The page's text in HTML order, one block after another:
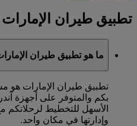
تطبيق طيران الإمارات
ما هو تطبيق طيران
تطبيق طيران الإمارات هو
بكم والمتوفر على أجهزة
الأسهل للتخطيط لرحلاتكم
وإدارتها في مكان واحد.